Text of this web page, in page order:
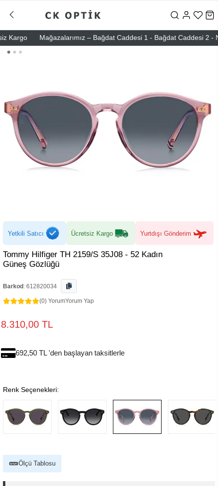
Mağazalarımız – Bağdat Caddesi 1 - Bağdat Caddesi 2 -
Yetkili Satıcı Ücretsiz Kargo Yurtdışı Gönderim
Tommy Hilfiger TH 2159/S 35J08 - 52 Kadın
Güneş Gözlüğü
Barkod : 612820034
(0) YorumYorum Yap
8.310,00 TL
692,50 TL 'den başlayan taksitlerle
Renk Seçenekleri:
Ölçü Tablosu